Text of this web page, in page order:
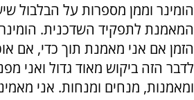
הומינר וממן מספרות על הבלבול
המאמנת לתפקיד השדכנית.
הזמן אם אני מאמנת תוך כדי, אם
לדבר הזה ביקוש מאוד גדול ואני
ומאמנות, מנחים ומנחות. אני